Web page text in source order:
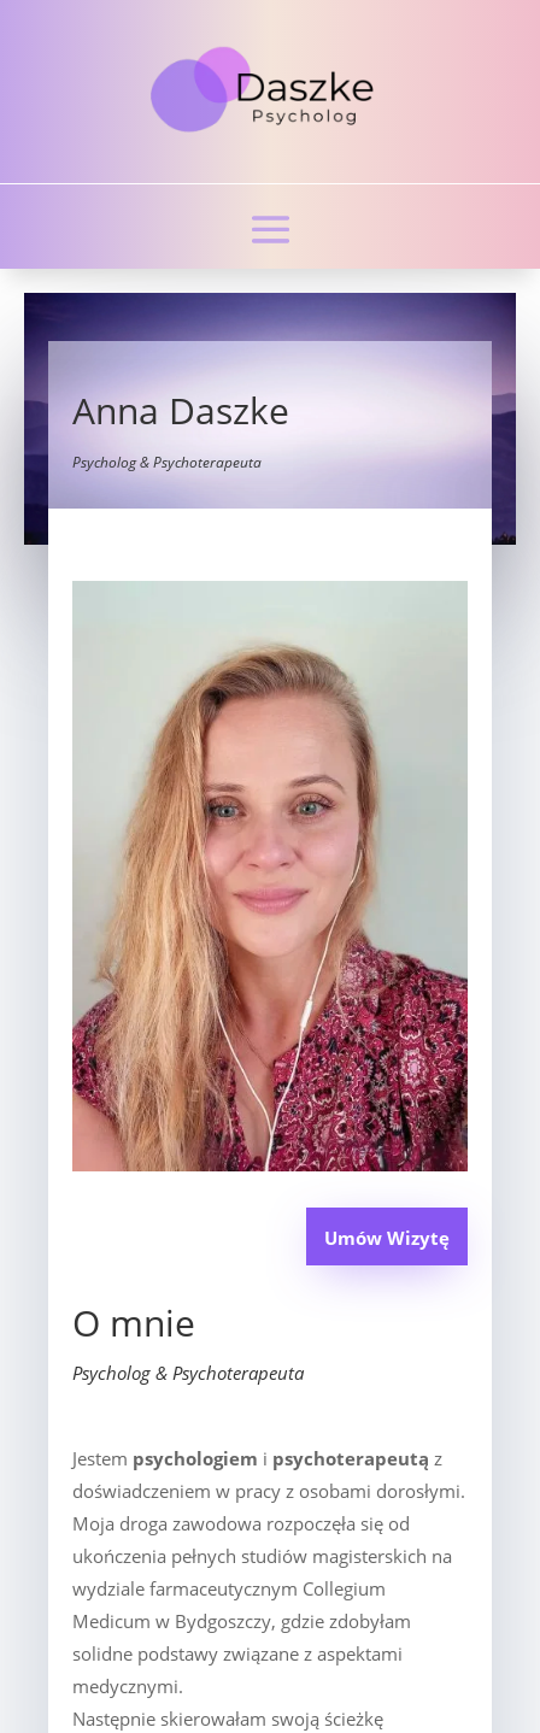
Anna Daszke
Psycholog & Psychoterapeuta
Umów Wizytę
O mnie
Psycholog & Psychoterapeuta
Jestem psychologiem i psychoterapeutą z
doświadczeniem w pracy z osobami dorosłymi.
Moja droga zawodowa rozpoczęła się od
ukończenia pełnych studiów magisterskich na
wydziale farmaceutycznym Collegium
Medicum w Bydgoszczy, gdzie zdobyłam
solidne podstawy związane z aspektami
medycznymi.
Następnie skierowałam swoją ścieżkę